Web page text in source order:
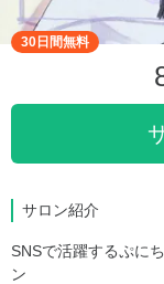
30日間無料
サロン紹介
SNSで活躍するぷに
ン